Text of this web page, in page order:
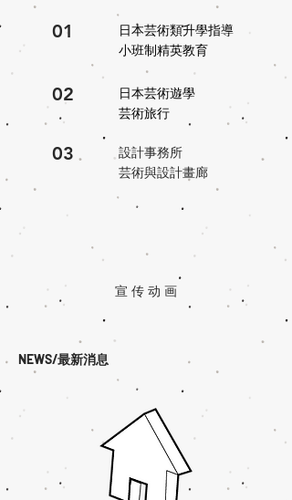
01
​​日本芸術類升學指導
小班制精英教育
02
日本芸術遊學
芸術旅行
03
設計事務所
芸術與設計畫廊
宣 传 动 画
NEWS​/最新消息